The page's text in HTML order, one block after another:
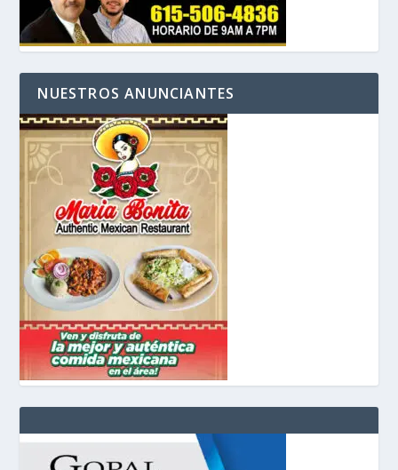
NUESTROS ANUNCIANTES